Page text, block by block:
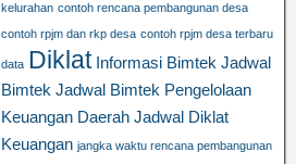
kelurahan contoh rencana pembangunan desa
contoh rpjm dan rkp desa contoh rpjm desa terbaru
data Diklat Informasi Bimtek Jadwal
Bimtek Jadwal Bimtek Pengelolaan
Keuangan Daerah Jadwal Diklat
Keuangan jangka waktu rencana pembangunan